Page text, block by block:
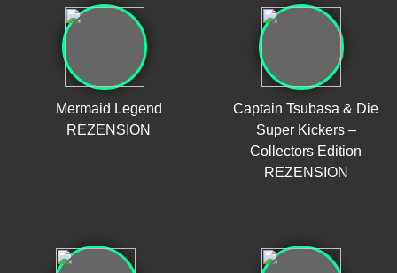
Mermaid Legend
REZENSION
Captain Tsubasa & Die
Super Kickers –
Collectors Edition
REZENSION